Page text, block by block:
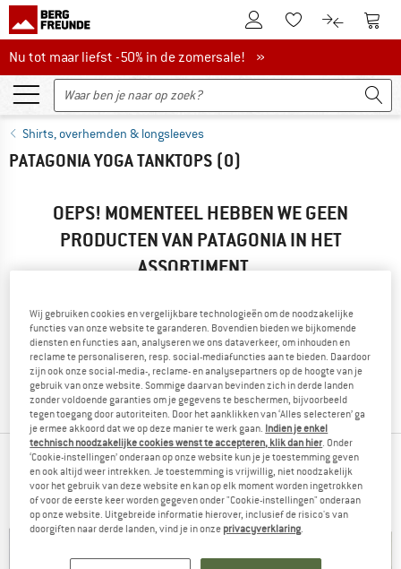
De klantenaccount
Naar deNaar de
Nu tot maar liefst -50% in de zomersale!
Nu tot maar liefst -50% in de zomersale! »
Shirts, overhemden & longsleeves
PATAGONIA YOGA TANKTOPS (0)
OEPS! MOMENTEEL HEBBEN WE GEEN
PRODUCTEN VAN PATAGONIA IN HET
ASSORTIMENT...
vinden, kun je een van de volgende mogelijkheden
gebruiken:
» Ga terug naar de vorige paginaen probeer het met minder
filterwaarden.
FAVORIETE PRODUCTEN IN SHIRTS,
OVERHEMDEN & LONGSLEEVES
Wij gebruiken cookies en vergelijkbare technologieën om de noodzakelijke
functies van onze website te garanderen. Bovendien bieden we bijkomende
diensten en functies aan, analyseren we ons dataverkeer, om inhouden en
reclame te personaliseren, resp. social-mediafuncties aan te bieden. Daardoor
zijn ook onze social-media-, reclame- en analysepartners op de hoogte van je
gebruik van onze website. Sommige daarvan bevinden zich in derde landen
zonder voldoende garanties om je gegevens te beschermen, bijvoorbeeld
tegen toegang door autoriteiten. Door het aanklikken van ‘Alles selecteren’ ga
je ermee akkoord dat we op deze manier te werk gaan. Indien je enkel
technisch noodzakelijke cookies wenst te accepteren, klik dan hier. Onder
‘Cookie-instellingen’ onderaan op onze website kun je je toestemming geven
en ook altijd weer intrekken. Je toestemming is vrijwillig, niet noodzakelijk
voor het gebruik van deze website en kan op elk moment worden ingetrokken
of voor de eerste keer worden gegeven onder "Cookie-instellingen" onderaan
op onze website. Uitgebreide informatie hierover, inclusief de risico's van
doorgiften naar derde landen, vind je in onze privacyverklaring.